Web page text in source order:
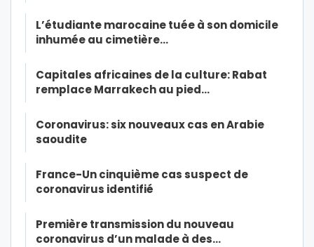
L’étudiante marocaine tuée à son domicile
inhumée au cimetière…
Capitales africaines de la culture: Rabat
remplace Marrakech au pied…
Coronavirus: six nouveaux cas en Arabie
saoudite
France-Un cinquième cas suspect de
coronavirus identifié
Première transmission du nouveau
coronavirus d’un malade à des…